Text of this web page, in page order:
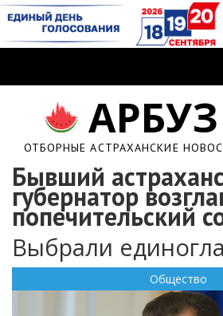
АРБУЗ
ОТБОРНЫЕ АСТРАХАНСКИЕ
Бывший
губернатор
попечительский
Выбрали
Общество